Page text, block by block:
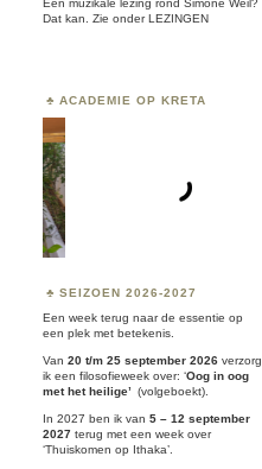
Een muzikale lezing rond Simone Weil?
Dat kan. Zie onderLEZINGEN
ACADEMIE OP KRETA
SEIZOEN 2026-2027
Een week terug naar de essentie op
een plek met betekenis.
Van 20 t/m 25 september 2026 verzorg
ik een filosofieweek over:‘Oog in oog
met het heilige’ (volgeboekt).
In 2027 ben ik van 5 – 12 september
2027 terug met een week over
‘Thuiskomen op Ithaka’.